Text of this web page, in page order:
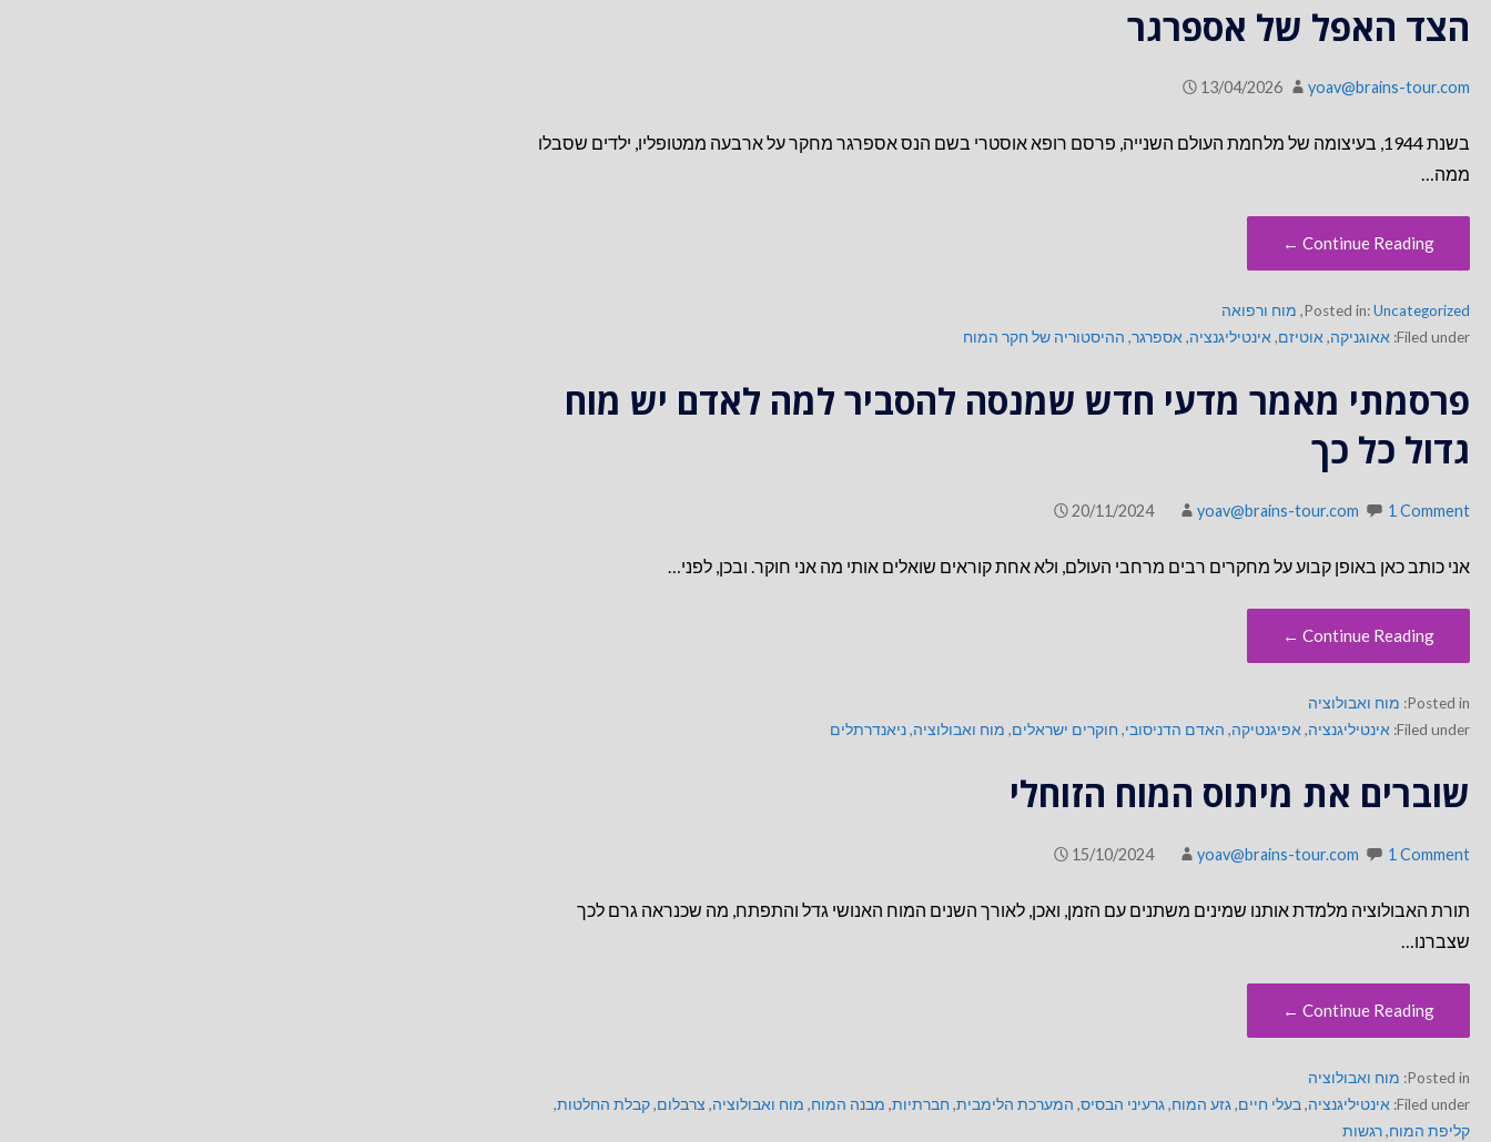
הצד האפל של אספרגר
13/04/2026 yoav@brains-tour.com
בשנת 1944, בעיצומה של מלחמת העולם השנייה, פרסם רופא אוסטרי בשם הנס אספרגר מחקר על ארבעה ממטופליו, ילדים שסבלו
ממה…
Continue Reading ←
Posted in:Uncategorized
, מוח ורפואה
Filed under: אאוגניקה,אוטיזם,אינטיליגנציה,אספרגר, ההיסטוריה של חקר המוח
פרסמתי מאמר מדעי חדש שמנסה להסביר למה לאדם יש מוח
גדול כל כך
20/11/2024 yoav@brains-tour.com 1 Comment
אני כותב כאן באופן קבוע על מחקרים רבים מרחבי העולם, ולא אחת קוראים שואלים אותי מה אני חוקר. ובכן, לפני…
Continue Reading ←
Posted in: מוח ואבולוציה
Filed under: אינטיליגנציה, אפיגנטיקה, האדם הדניסובי, חוקרים ישראלים, מוח ואבולוציה,ניאנדרתלים
שוברים את מיתוס המוח הזוחלי
15/10/2024 yoav@brains-tour.com 1 Comment
תורת האבולוציה מלמדת אותנו שמינים משתנים עם הזמן, ואכן, לאורך השנים המוח האנושי גדל והתפתח, מה שכנראה גרם לכך
שצברנו…
Continue Reading ←
Posted in: מוח ואבולוציה
Filed under: אינטיליגנציה,בעלי חיים,גזע המוח,גרעיני הבסיס, המערכת הלימבית, חברתיות, מבנה המוח, מוח ואבולוציה, צרבלום,קבלת החלטות,
קליפת המוח,רגשות